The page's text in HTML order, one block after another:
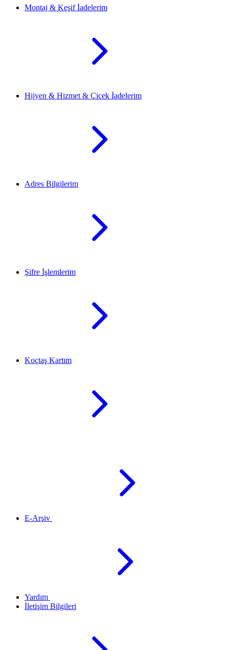
Montaj & Keşif İadelerim
Hijyen & Hizmet & Çiçek İadelerim
Adres Bilgilerim
Şifre İşlemlerim
Koçtaş Kartım
E-Arşiv
Yardım
İletişim Bilgileri